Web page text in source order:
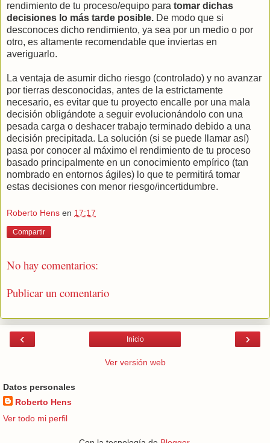
rendimiento de tu proceso/equipo para tomar dichas
decisiones lo más tarde posible. De modo que si
desconoces dicho rendimiento, ya sea por un medio o por
otro, es altamente recomendable que inviertas en
averiguarlo.
La ventaja de asumir dicho riesgo (controlado) y no avanzar
por tierras desconocidas, antes de la estrictamente
necesario, es evitar que tu proyecto encalle por una mala
decisión obligándote a seguir evolucionándolo con una
pesada carga o deshacer trabajo terminado debido a una
decisión precipitada. La solución (si se puede llamar así)
pasa por conocer al máximo el rendimiento de tu proceso
basado principalmente en un conocimiento empírico (tan
nombrado en entornos ágiles) lo que te permitirá tomar
estas decisiones con menor riesgo/incertidumbre.
Roberto Hens en 17:17
Compartir
No hay comentarios:
Publicar un comentario
‹ ›
Inicio
Ver versión web
Datos personales
Roberto Hens
Ver todo mi perfil